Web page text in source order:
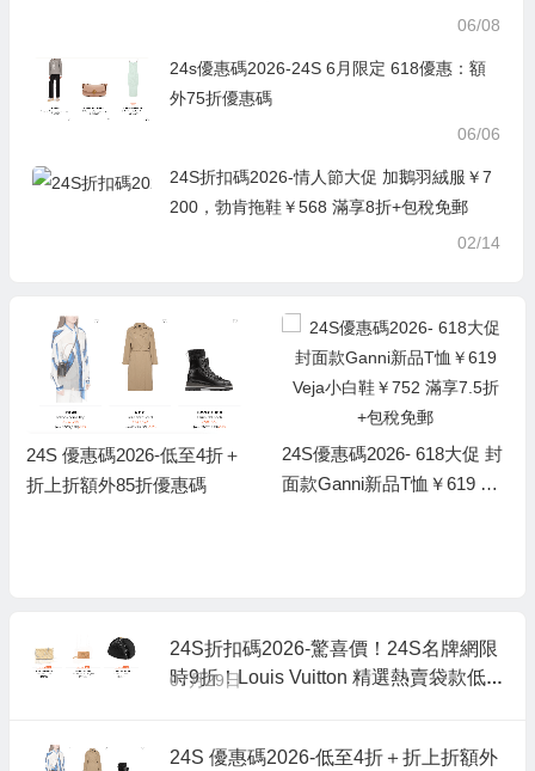
06/08
24s優惠碼2026-24S 6月限定 618優惠：額
外75折優惠碼
06/06
24S折扣碼2026-情人節大促 加鵝羽絨服￥7
200，勃肯拖鞋￥568 滿享8折+包稅免郵
02/14
24S 優惠碼2026-低至4折＋
折上折額外85折優惠碼
24S優惠碼2026- 618大促 封
面款Ganni新品T恤￥619 Vej
24S折扣碼2026-驚喜價！24S名牌網限
時9折！Louis Vuitton 精選熱賣袋款低
07月29日
24S 優惠碼2026-低至4折＋折上折額外